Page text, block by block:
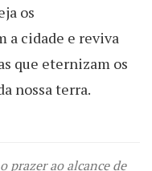
os
a cidade e reviva
que eternizam os
nossa terra.
prazer ao alcance de